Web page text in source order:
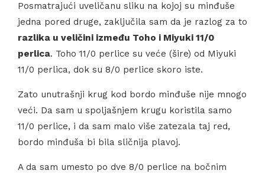
Posmatrajući uveličanu sliku na kojoj su minđuše
jedna pored druge, zaključila sam da je razlog za to
razlika u veličini između Toho i Miyuki 11/0
perlica. Toho 11/0 perlice su veće (šire) od Miyuki
11/0 perlica, dok su 8/0 perlice skoro iste.
Zato unutrašnji krug kod bordo minđuše nije mnogo
veći. Da sam u spoljašnjem krugu koristila samo
11/0 perlice, i da sam malo više zatezala taj red,
bordo minđuša bi bila sličnija plavoj.
A da sam umesto po dve 8/0 perlice na bočnim